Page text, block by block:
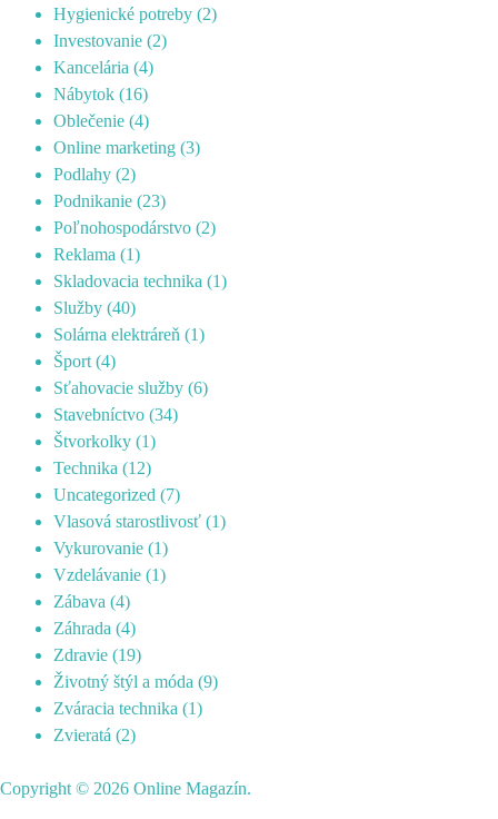
Hygienické potreby (2)
Investovanie (2)
Kancelária (4)
Nábytok (16)
Oblečenie (4)
Online marketing (3)
Podlahy (2)
Podnikanie (23)
Poľnohospodárstvo (2)
Reklama (1)
Skladovacia technika (1)
Služby (40)
Solárna elektráreň (1)
Šport (4)
Sťahovacie služby (6)
Stavebníctvo (34)
Štvorkolky (1)
Technika (12)
Uncategorized (7)
Vlasová starostlivosť (1)
Vykurovanie (1)
Vzdelávanie (1)
Zábava (4)
Záhrada (4)
Zdravie (19)
Životný štýl a móda (9)
Zváracia technika (1)
Zvieratá (2)
Copyright © 2026 Online Magazín.